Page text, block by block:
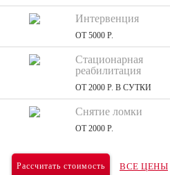
Интервенция
ОТ 5000 Р.
Стационарная
реабилитация
ОТ 2000 Р. В СУТКИ
Снятие ломки
ОТ 2000 Р.
Рассчитать стоимость ВСЕ ЦЕНЫ